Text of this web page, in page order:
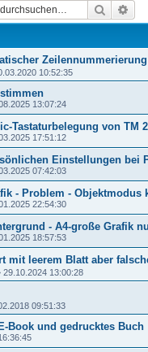
Suche
Zeilennummerierung
10:52:35
13:07:24
Tastaturbelegung von TM
17:51:12
Einstellungen bei
07:42:03
- Problem -
22:54:30
- A4-große Grafik
18:57:53
mit leerem Blatt aber
29.10.2024 13:00:28
09:51:33
Book und gedrucktes Buch